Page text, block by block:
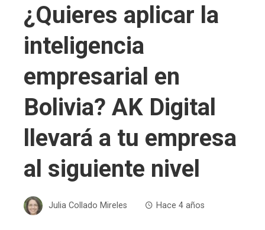
¿Quieres aplicar la
inteligencia
empresarial en
Bolivia? AK Digital
llevará a tu empresa
al siguiente nivel
Julia Collado Mireles Hace 4 años